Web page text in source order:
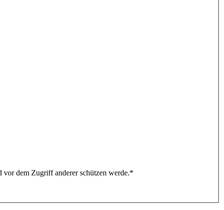
vor dem Zugriff anderer schützen werde.*